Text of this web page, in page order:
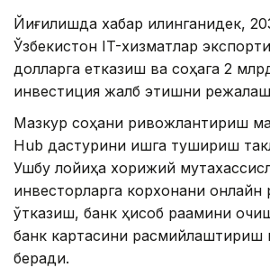
Йиғилишда хабар қилинганидек,
Ўзбекистон IT-хизматлар
долларга етказиш ва соҳага 2
инвестиция жалб этишни
Мазкур соҳани ривожлантириш
Hub дастурини ишга тушириш
Ушбу лойиҳа хорижий
инвесторларга корхонани онлайн
ўтказиш, банк ҳисоб рақамини
банк картасини расмийлаштириш
беради.